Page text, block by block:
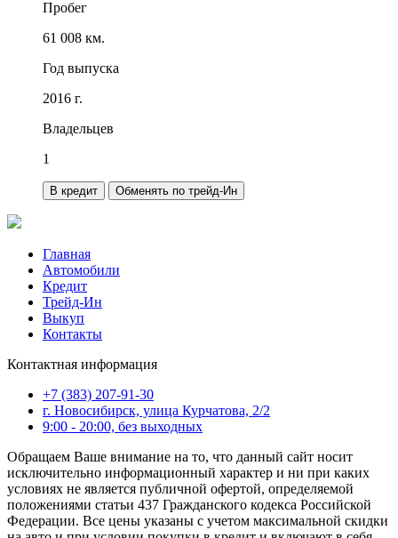
Пробег
61 008 км.
Год выпуска
2016 г.
Владельцев
1
В кредит Обменять по трейд-Ин
Главная
Автомобили
Кредит
Трейд-Ин
Выкуп
Контакты
Контактная информация
+7 (383) 207-91-30
г. Новосибирск, улица Курчатова, 2/2
9:00 - 20:00, без выходных
Обращаем Ваше внимание на то, что данный сайт носит
исключительно информационный характер и ни при каких
условиях не является публичной офертой, определяемой
положениями статьи 437 Гражданского кодекса Российской
Федерации. Все цены указаны с учетом максимальной скидки